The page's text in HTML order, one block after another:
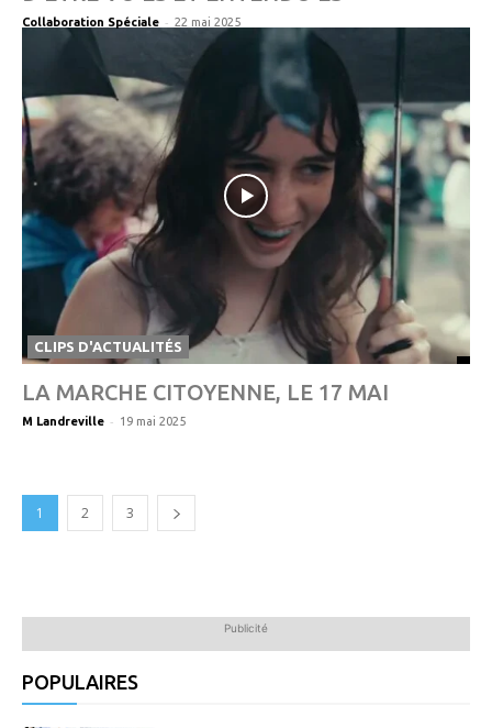
Collaboration Spéciale - 22 mai 2025
CLIPS D'ACTUALITÉS
LA MARCHE CITOYENNE, LE 17 MAI
M Landreville - 19 mai 2025
1 2 3
Publicité
POPULAIRES